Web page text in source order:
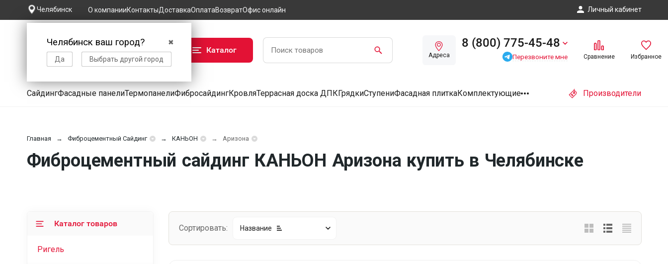
Челябинск
✖
Челябинск ваш город?
Да Выбрать другой город
О компанииКонтактыДоставкаОплатаВозвратОфис онлайн Личный кабинет
Каталог
Адреса
8 (800) 775-45-48
Перезвоните мне Сравнение Избранное
СайдингФасадные панелиТермопанелиФибросайдингКровляТеррасная доска ДПКГрядкиСтупениФасадная плиткаКомплектующие Производители
Главная Фиброцементный Сайдинг КАНЬОН Аризона
Фиброцементный сайдинг КАНЬОН Аризона купить в Челябинске
Сортировать: Название
Каталог товаров
Ригель